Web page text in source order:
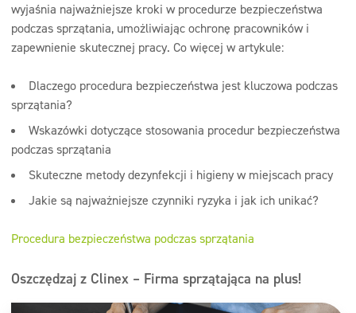
wyjaśnia najważniejsze kroki w procedurze bezpieczeństwa
podczas sprzątania, umożliwiając ochronę pracowników i
zapewnienie skutecznej pracy. Co więcej w artykule:
Dlaczego procedura bezpieczeństwa jest kluczowa podczas
sprzątania?
Wskazówki dotyczące stosowania procedur bezpieczeństwa
podczas sprzątania
Skuteczne metody dezynfekcji i higieny w miejscach pracy
Jakie są najważniejsze czynniki ryzyka i jak ich unikać?
Procedura bezpieczeństwa podczas sprzątania
Oszczędzaj z Clinex – Firma sprzątająca na plus!